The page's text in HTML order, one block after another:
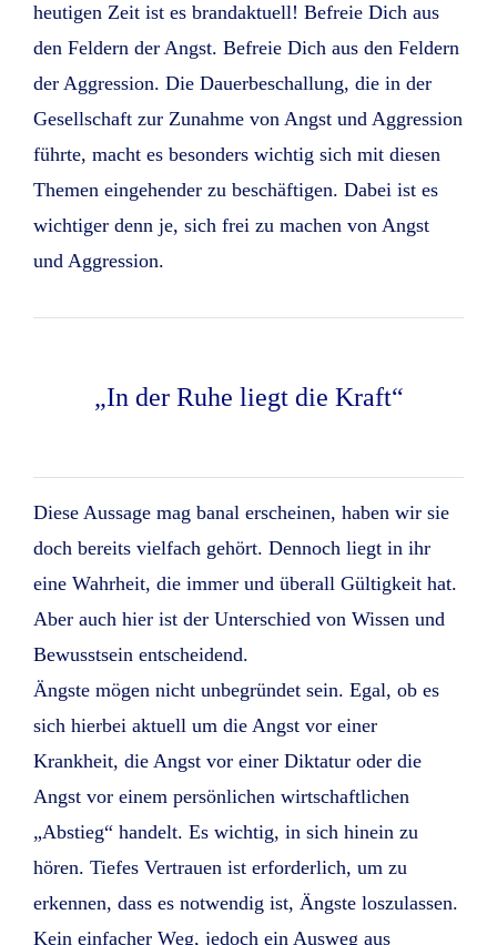
heutigen Zeit ist es brandaktuell! Befreie Dich aus
den Feldern der Angst. Befreie Dich aus den Feldern
der Aggression. Die Dauerbeschallung, die in der
Gesellschaft zur Zunahme von Angst und Aggression
führte, macht es besonders wichtig sich mit diesen
Themen eingehender zu beschäftigen. Dabei ist es
wichtiger denn je, sich frei zu machen von Angst
und Aggression.
„In der Ruhe liegt die Kraft“
Diese Aussage mag banal erscheinen, haben wir sie
doch bereits vielfach gehört. Dennoch liegt in ihr
eine Wahrheit, die immer und überall Gültigkeit hat.
Aber auch hier ist der Unterschied von Wissen und
Bewusstsein entscheidend.
Ängste mögen nicht unbegründet sein. Egal, ob es
sich hierbei aktuell um die Angst vor einer
Krankheit, die Angst vor einer Diktatur oder die
Angst vor einem persönlichen wirtschaftlichen
„Abstieg“ handelt. Es wichtig, in sich hinein zu
hören. Tiefes Vertrauen ist erforderlich, um zu
erkennen, dass es notwendig ist, Ängste loszulassen.
Kein einfacher Weg, jedoch ein Ausweg aus